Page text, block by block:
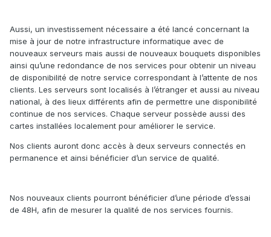
Aussi, un investissement nécessaire a été lancé concernant la
mise à jour de notre infrastructure informatique avec de
nouveaux serveurs mais aussi de nouveaux bouquets disponibles
ainsi qu’une redondance de nos services pour obtenir un niveau
de disponibilité de notre service correspondant à l’attente de nos
clients. Les serveurs sont localisés à l’étranger et aussi au niveau
national, à des lieux différents afin de permettre une disponibilité
continue de nos services. Chaque serveur possède aussi des
cartes installées localement pour améliorer le service.
Nos clients auront donc accès à deux serveurs connectés en
permanence et ainsi bénéficier d’un service de qualité.
Nos nouveaux clients pourront bénéficier d’une période d’essai
de 48H, afin de mesurer la qualité de nos services fournis.